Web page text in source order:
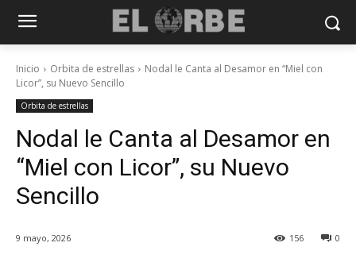
Inicio Orbita de estrellas
Nodal le Canta al Desamor en “Miel con
Licor”, su Nuevo Sencillo
Orbita de estrellas
Nodal le Canta al Desamor en
“Miel con Licor”, su Nuevo
Sencillo
9 mayo, 2026 0
156